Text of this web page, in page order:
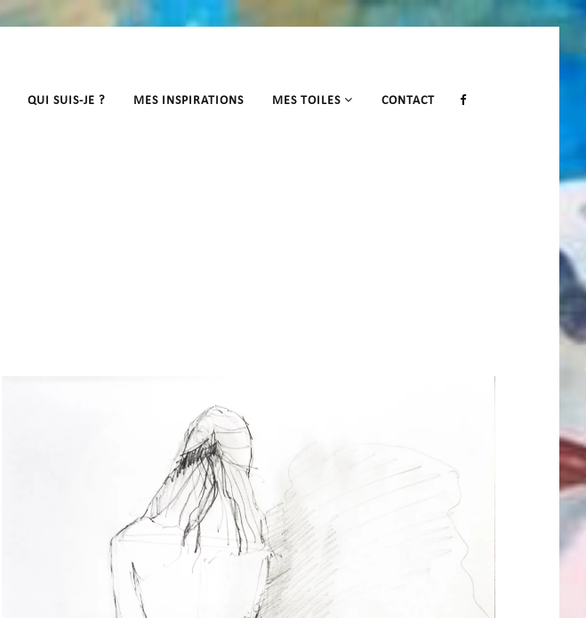
QUI SUIS-JE ? MES INSPIRATIONS MES TOILES CONTACT